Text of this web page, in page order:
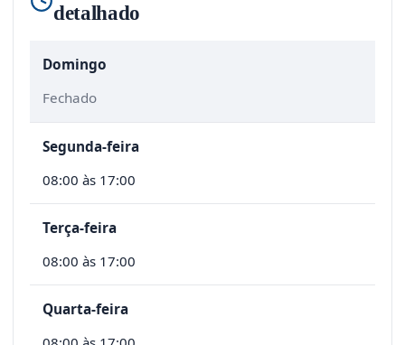
detalhado
Domingo
Fechado
Segunda-feira
08:00 às 17:00
Terça-feira
08:00 às 17:00
Quarta-feira